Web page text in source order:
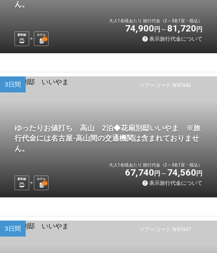
ん。
新幹線
ホテル
2泊
大人1名様あたり 旅行代金（2～3名1室・税込）
74,900 円 81,720 円
表示旅行代金について
ツアーコード N97446
3日間
ゆったりお値打ち 高山 2泊◆花扇別邸いいやま ※旅
行代金には名古屋-高山間の交通機関は含まれておりませ
ん。
新幹線
ホテル
2泊
大人1名様あたり 旅行代金（2～3名1室・税込）
67,740 円 74,560 円
表示旅行代金について
ツアーコード N97447
3日間